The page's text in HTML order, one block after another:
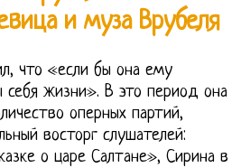
и муза Врубеля
что «если бы она ему
себя жизни». В это период она
оперных партий,
восторг слушателей:
о царе Салтане», Сирина в